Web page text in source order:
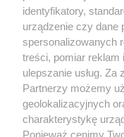
wykorzystanie utworów w
bez właściwej zgody, jest
prawnie.
identyfikatory,
urządzenie czy dane
spersonalizowanych
treści, pomiar reklam
ulepszanie usług.
Partnerzy możemy
geolokalizacyjnych
charakterystykę
Ponieważ cenimy